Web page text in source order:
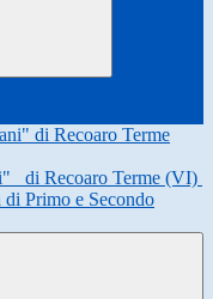
di Recoaro Terme (VI)
Primo e Secondo